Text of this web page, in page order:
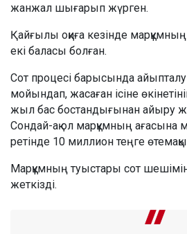
жанжал шығарып жүрген.
Қайғылы оқиға кезінде
екі баласы болған.
Сот процесі барысында
мойындап, жасаған ісіне
жыл бас бостандығынан айыру
Сондай-ақ ол марқұмның
ретінде 10 миллион теңге
Марқұмның туыстары сот
жеткізді.